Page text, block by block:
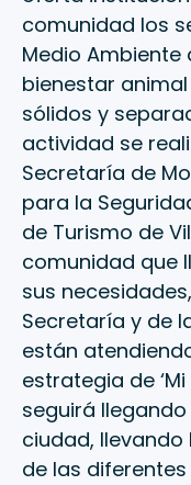
comunidad los
Medio
bienestar
sólidos y
actividad se
Secretaría de
para la
de Turismo de
comunidad que
sus
Secretaría y de
están
estrategia de
seguirá
ciudad,
de las